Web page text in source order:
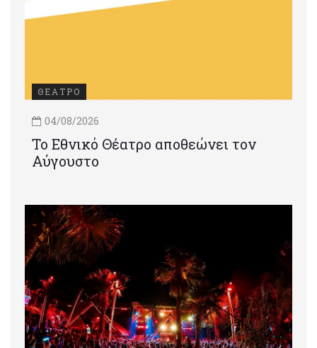
ΘΕΑΤΡΟ
04/08/2026
Το Εθνικό Θέατρο αποθεώνει τον
Αύγουστο